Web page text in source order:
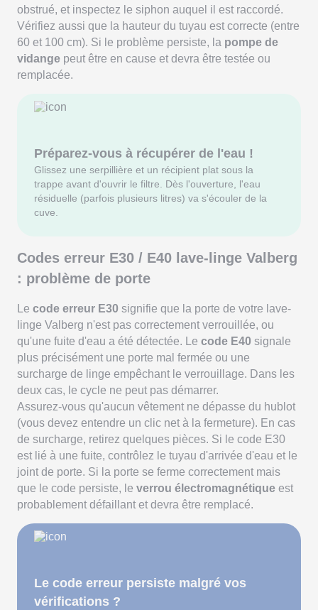
obstrué, et inspectez le siphon auquel il est raccordé.
Vérifiez aussi que la hauteur du tuyau est correcte (entre
60 et 100 cm). Si le problème persiste, la pompe de
vidange peut être en cause et devra être testée ou
remplacée.
Préparez-vous à récupérer de l'eau !
Glissez une serpillière et un récipient plat sous la
trappe avant d'ouvrir le filtre. Dès l'ouverture, l'eau
résiduelle (parfois plusieurs litres) va s'écouler de la
cuve.
Codes erreur E30 / E40 lave-linge Valberg
: problème de porte
Le code erreur E30 signifie que la porte de votre lave-
linge Valberg n'est pas correctement verrouillée, ou
qu'une fuite d'eau a été détectée. Le code E40 signale
plus précisément une porte mal fermée ou une
surcharge de linge empêchant le verrouillage. Dans les
deux cas, le cycle ne peut pas démarrer.
Assurez-vous qu'aucun vêtement ne dépasse du hublot
(vous devez entendre un clic net à la fermeture). En cas
de surcharge, retirez quelques pièces. Si le code E30
est lié à une fuite, contrôlez le tuyau d'arrivée d'eau et le
joint de porte. Si la porte se ferme correctement mais
que le code persiste, le verrou électromagnétique est
probablement défaillant et devra être remplacé.
Le code erreur persiste malgré vos
vérifications ?